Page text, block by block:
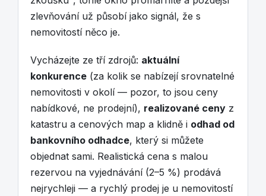
zlevňování už působí jako signál, že s
nemovitostí něco je.
Vycházejte ze tří zdrojů: aktuální
konkurence (za kolik se nabízejí srovnatelné
nemovitosti v okolí — pozor, to jsou ceny
nabídkové, ne prodejní), realizované ceny z
katastru a cenových map a klidně i odhad od
bankovního odhadce, který si můžete
objednat sami. Realistická cena s malou
rezervou na vyjednávání (2–5 %) prodává
nejrychleji — a rychlý prodej je u nemovitostí